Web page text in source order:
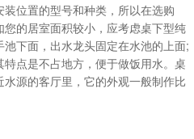
位置的型号和种类，所以在选购
的居室面积较小，应考虑桌下型纯
下面，出水龙头固定在水池的上面;
点是不占地方，便于做饭用水。桌
源的客厅里，它的外观一般制作比